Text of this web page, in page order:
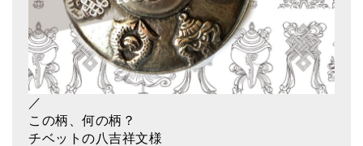
新・鍛造スペシャル
マンダラ彫（黒・渋金）
人気の3点セット
お得なアマナマナ・セット
特大シンギングボウル・特殊柄
／
この柄、何の柄？
チベットの八吉祥文様